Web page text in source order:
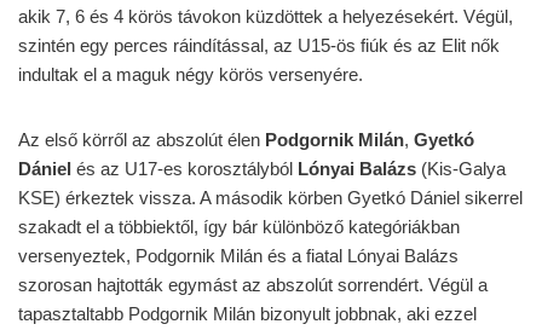
akik 7, 6 és 4 körös távokon küzdöttek a helyezésekért. Végül,
szintén egy perces ráindítással, az U15-ös fiúk és az Elit nők
indultak el a maguk négy körös versenyére.
Az első körről az abszolút élen Podgornik Milán, Gyetkó
Dániel és az U17-es korosztályból Lónyai Balázs (Kis-Galya
KSE) érkeztek vissza. A második körben Gyetkó Dániel sikerrel
szakadt el a többiektől, így bár különböző kategóriákban
versenyeztek, Podgornik Milán és a fiatal Lónyai Balázs
szorosan hajtották egymást az abszolút sorrendért. Végül a
tapasztaltabb Podgornik Milán bizonyult jobbnak, aki ezzel